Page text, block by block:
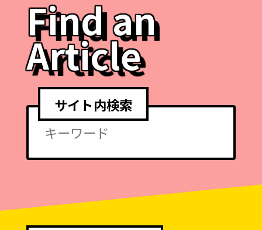
Find an
Article
サイト内検索